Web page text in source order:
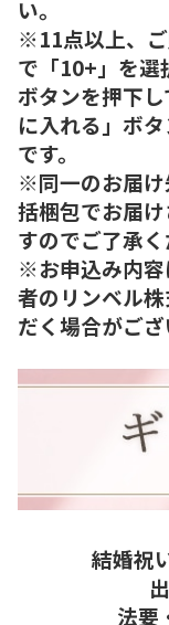
い。
※11点以上、
で「10+」を選
ボタンを押下
に入れる」ボ
です。
※同一のお届け
括梱包でお届
すのでご了承く
※お申込み内容
者のリンベル
だく場合がござ
結婚祝
法要